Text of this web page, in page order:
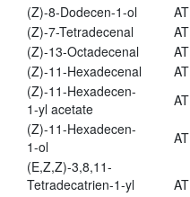
(Z)-8-Dodecen-1-ol
AT
(Z)-7-Tetradecenal
AT
(Z)-13-Octadecenal
AT
(Z)-11-Hexadecenal
AT
(Z)-11-Hexadecen-
1-yl acetate
AT
(Z)-11-Hexadecen-
1-ol
AT
(E,Z,Z)-3,8,11-
Tetradecatrien-1-yl
AT